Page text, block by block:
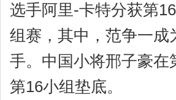
选手阿里-卡特分获第
组赛，其中，范争一成
手。中国小将邢子豪
第16小组垫底。